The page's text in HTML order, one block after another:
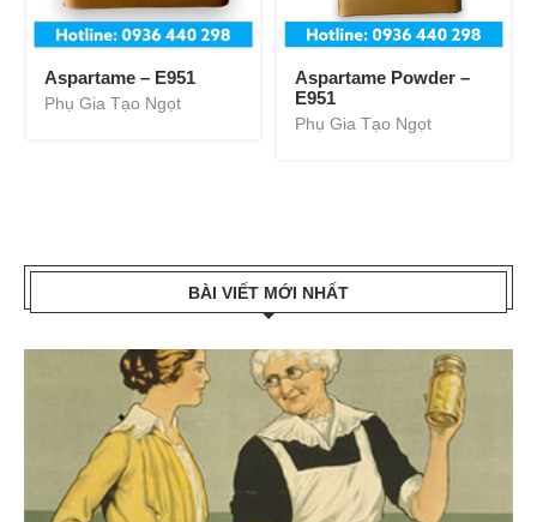
Aspartame – E951
Phụ Gia Tạo Ngọt
Aspartame Powder –
E951
Phụ Gia Tạo Ngọt
BÀI VIẾT MỚI NHẤT